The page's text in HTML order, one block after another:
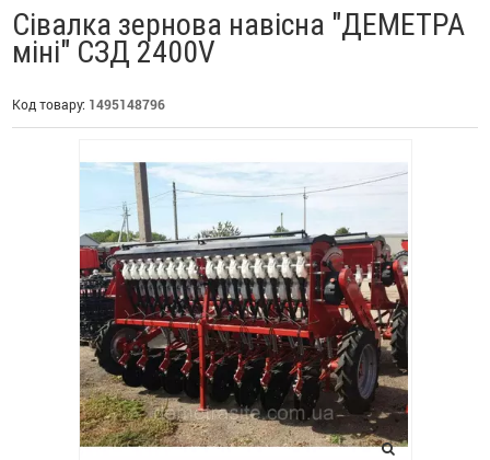
Сівалка зернова навісна "ДЕМЕТРА
міні" СЗД 2400V
Код товару: 1495148796